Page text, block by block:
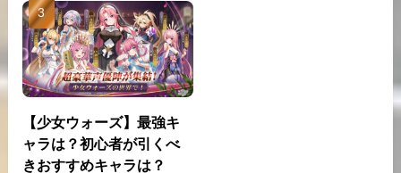
【少女ウォーズ】最強キ
ャラは？初心者が引くべ
きおすすめキャラは？